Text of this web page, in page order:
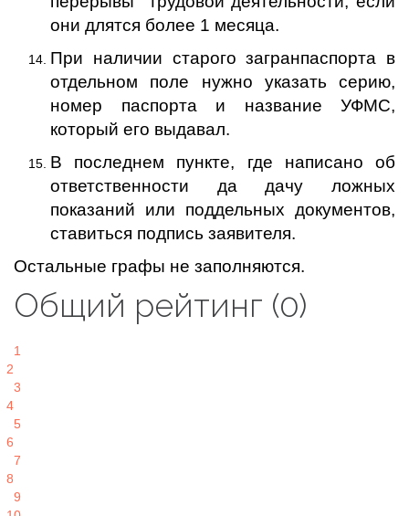
они длятся более 1 месяца.
При наличии старого загранпаспорта в
отдельном поле нужно указать серию,
номер паспорта и название УФМС,
который его выдавал.
В последнем пункте, где написано об
ответственности да дачу ложных
показаний или поддельных документов,
ставиться подпись заявителя.
Остальные графы не заполняются.
Общий рейтинг (0)
1
2
3
4
5
6
7
8
9